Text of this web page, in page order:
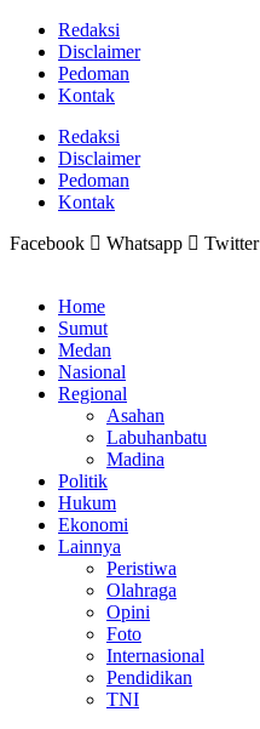
Lewati
konten
Redaksi
Disclaimer
Pedoman
Kontak
Redaksi
Disclaimer
Pedoman
Kontak
Facebook
Whatsapp Twitter
Home
Sumut
Medan
Nasional
Regional
Asahan
Labuhanbatu
Madina
Politik
Hukum
Ekonomi
Lainnya
Peristiwa
Olahraga
Opini
Foto
Internasional
Pendidikan
TNI